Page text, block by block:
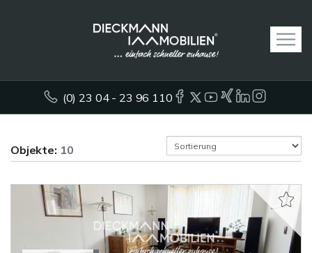
(0) 23 04 - 23 96 110
Objekte: 10